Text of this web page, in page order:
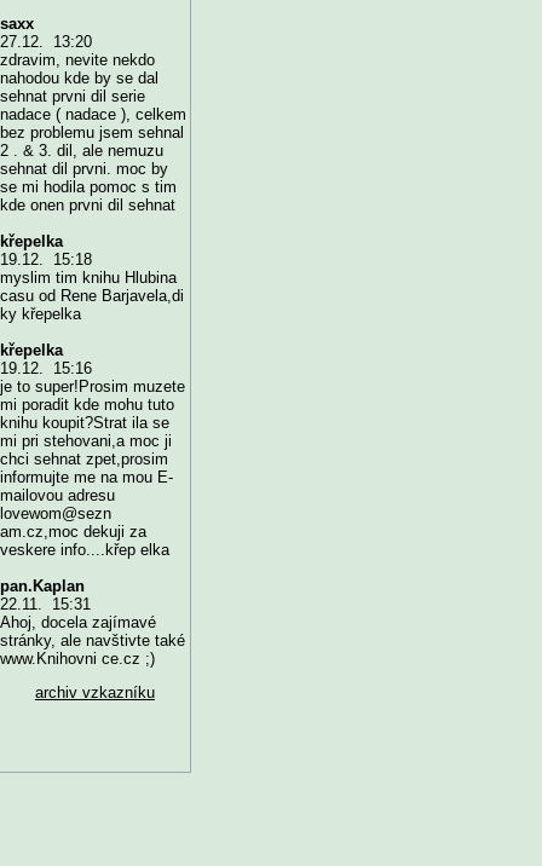
saxx
27.12. 13:20
zdravim, nevite nekdo
nahodou kde by se dal
sehnat prvni dil serie
nadace ( nadace ), celkem
bez problemu jsem sehnal
2 . & 3. dil, ale nemuzu
sehnat dil prvni. moc by
se mi hodila pomoc s tim
kde onen prvni dil sehnat
křepelka
19.12. 15:18
myslim tim knihu Hlubina
casu od Rene Barjavela,di
ky křepelka
křepelka
19.12. 15:16
je to super!Prosim muzete
mi poradit kde mohu tuto
knihu koupit?Strat ila se
mi pri stehovani,a moc ji
chci sehnat zpet,prosim
informujte me na mou E-
mailovou adresu
lovewom@sezn
am.cz,moc dekuji za
veskere info....křep elka
pan.Kaplan
22.11. 15:31
Ahoj, docela zajímavé
stránky, ale navštivte také
www.Knihovni ce.cz ;)
archiv vzkazníku